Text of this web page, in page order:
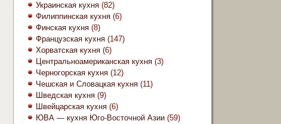
Украинская кухня (82)
Филиппинская кухня (6)
Финская кухня (8)
Французская кухня (147)
Хорватская кухня (6)
Центральноамериканская кухня (3)
Черногорская кухня (12)
Чешская и Словацкая кухня (11)
Шведская кухня (9)
Швейцарская кухня (6)
ЮВА — кухня Юго-Восточной Азии (59)